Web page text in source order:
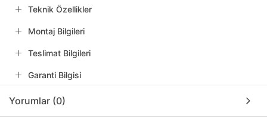
Teknik Özellikler
Montaj Bilgileri
Teslimat Bilgileri
Garanti Bilgisi
Yorumlar (0)